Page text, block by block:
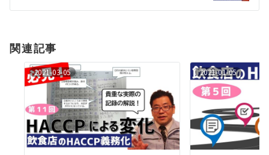
シ
ン
関連記事
2021-03-05 2021-01-05